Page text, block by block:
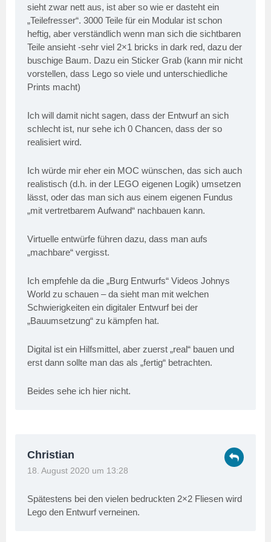
sieht zwar nett aus, ist aber so wie er dasteht ein
„Teilefresser“. 3000 Teile für ein Modular ist schon
heftig, aber verständlich wenn man sich die sichtbaren
Teile ansieht -sehr viel 2×1 bricks in dark red, dazu der
buschige Baum. Dazu ein Sticker Grab (kann mir nicht
vorstellen, dass Lego so viele und unterschiedliche
Prints macht)
Ich will damit nicht sagen, dass der Entwurf an sich
schlecht ist, nur sehe ich 0 Chancen, dass der so
realisiert wird.
Ich würde mir eher ein MOC wünschen, das sich auch
realistisch (d.h. in der LEGO eigenen Logik) umsetzen
lässt, oder das man sich aus einem eigenen Fundus
„mit vertretbarem Aufwand“ nachbauen kann.
Virtuelle entwürfe führen dazu, dass man aufs
„machbare“ vergisst.
Ich empfehle da die „Burg Entwurfs“ Videos Johnys
World zu schauen – da sieht man mit welchen
Schwierigkeiten ein digitaler Entwurf bei der
„Bauumsetzung“ zu kämpfen hat.
Digital ist ein Hilfsmittel, aber zuerst „real“ bauen und
erst dann sollte man das als „fertig“ betrachten.
Beides sehe ich hier nicht.
Christian
18. August 2020 um 13:28
Spätestens bei den vielen bedruckten 2×2 Fliesen wird
Lego den Entwurf verneinen.